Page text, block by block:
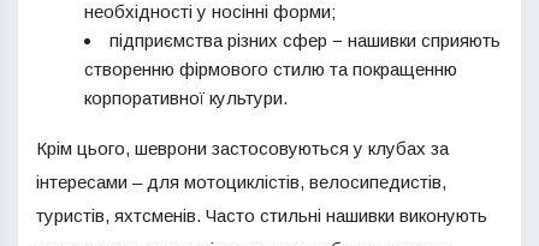
необхідності у носінні форми;
підприємства різних сфер − нашивки сприяють
створенню фірмового стилю та покращенню
корпоративної культури.
Крім цього, шеврони застосовуються у клубах за
інтересами – для мотоциклістів, велосипедистів,
туристів, яхтсменів. Часто стильні нашивки виконують